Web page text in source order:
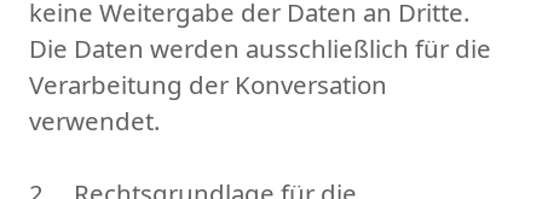
keine Weitergabe der Daten an Dritte.
Die Daten werden ausschließlich für die
Verarbeitung der Konversation
verwendet.